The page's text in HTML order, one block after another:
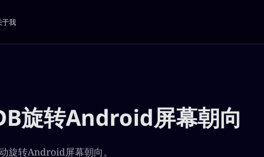
于我
旋转Android屏幕朝向
旋转Android屏幕朝向。